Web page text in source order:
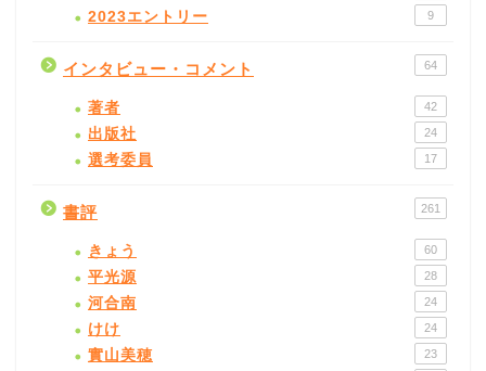
2023エントリー 9
インタビュー・コメント 64
著者 42
出版社 24
選考委員 17
書評 261
きょう 60
平光源 28
河合南 24
けけ 24
實山美穂 23